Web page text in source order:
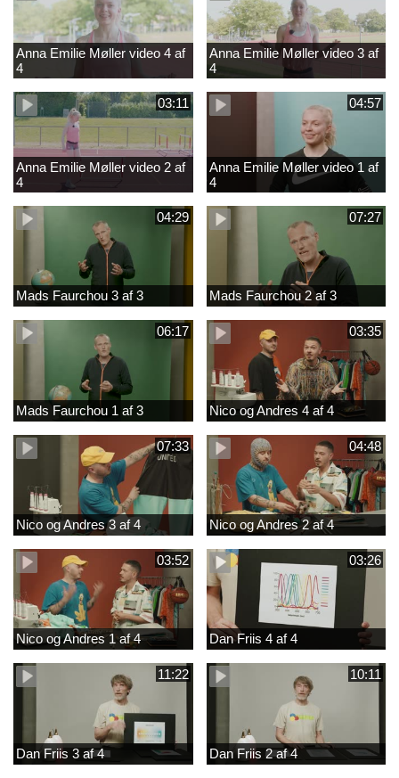
Anna Emilie Møller video 4 af
4
Anna Emilie Møller video 3 af
4
03:11
Anna Emilie Møller video 2 af
4
04:57
Anna Emilie Møller video 1 af
4
04:29
Mads Faurchou 3 af 3
07:27
Mads Faurchou 2 af 3
06:17
Mads Faurchou 1 af 3
03:35
Nico og Andres 4 af 4
07:33
Nico og Andres 3 af 4
04:48
Nico og Andres 2 af 4
03:52
Nico og Andres 1 af 4
03:26
Dan Friis 4 af 4
11:22
Dan Friis 3 af 4
10:11
Dan Friis 2 af 4